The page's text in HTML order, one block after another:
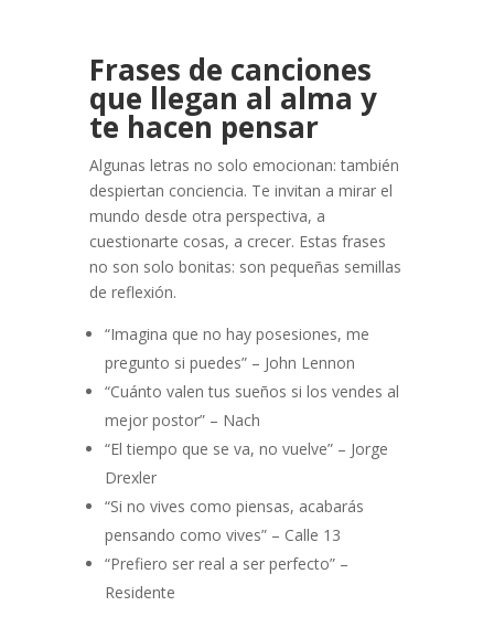
Frases de canciones
que llegan al alma y
te hacen pensar
Algunas letras no solo emocionan: también
despiertan conciencia. Te invitan a mirar el
mundo desde otra perspectiva, a
cuestionarte cosas, a crecer. Estas frases
no son solo bonitas: son pequeñas semillas
de reflexión.
“Imagina que no hay posesiones, me
pregunto si puedes” – John Lennon
“Cuánto valen tus sueños si los vendes al
mejor postor” – Nach
“El tiempo que se va, no vuelve” – Jorge
Drexler
“Si no vives como piensas, acabarás
pensando como vives” – Calle 13
“Prefiero ser real a ser perfecto” –
Residente